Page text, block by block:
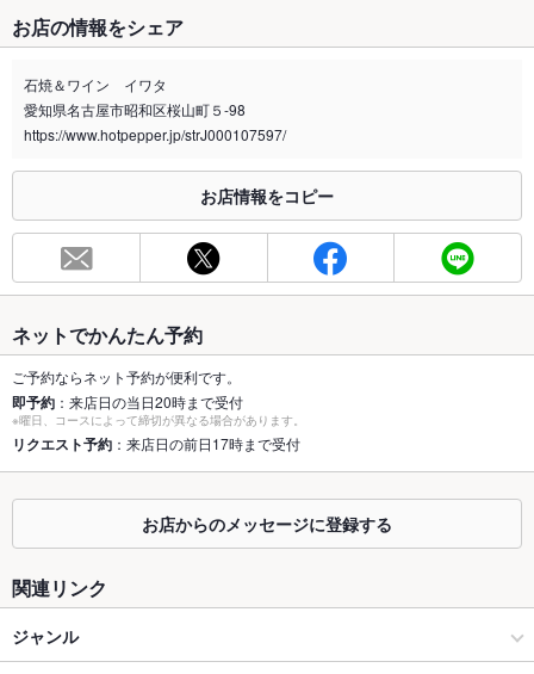
禁煙・喫煙 全席禁煙
喫煙専用室 なし
※2020年4月1日～受動喫煙対策に関する法律が施行されています。正しい情報はお店へお問い
総席数 59席(テーブル、お座敷個室、洋風半個室の3タイプ)
最大宴会収
40人(宴会お待ちしております。)
個室 あり ：洋風・和風 計7室 2～5名様 最大40名
座敷 あり ：落ち着いたお座敷個室2名から40名様まで
掘りごたつ なし ：掘りごたつはございません。
カウンター なし
ソファー なし
テラス席
貸切
お店の情報をシェア
石焼＆ワイン イワタ
愛知県名古屋市昭和区桜山町５-98
https://www.hotpepper.jp/strJ000107597/
お店情報をコピー
ネットでかんたん予約
ご予約ならネット予約が便利です。
即予約 ：来店日の当日20時まで受付
※曜日、コースによって締切が異なる場合があります。
リクエスト予約 ：来店日の前日17時まで受付
お店からのメッセージに登録する
関連リンク
ジャンル